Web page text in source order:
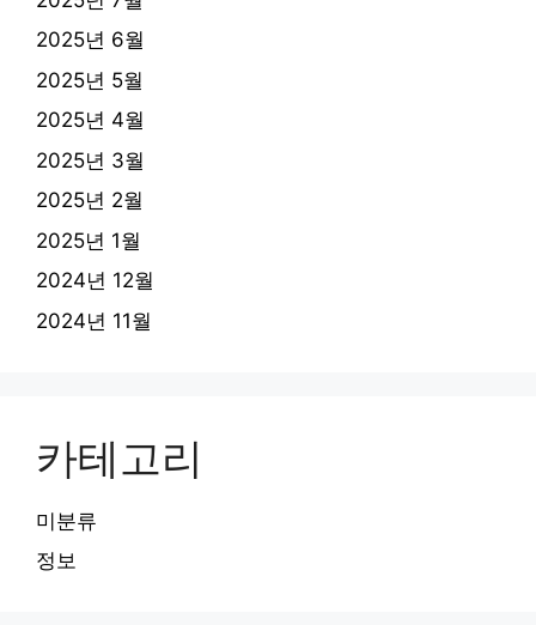
2025년 6월
2025년 5월
2025년 4월
2025년 3월
2025년 2월
2025년 1월
2024년 12월
2024년 11월
카테고리
미분류
정보